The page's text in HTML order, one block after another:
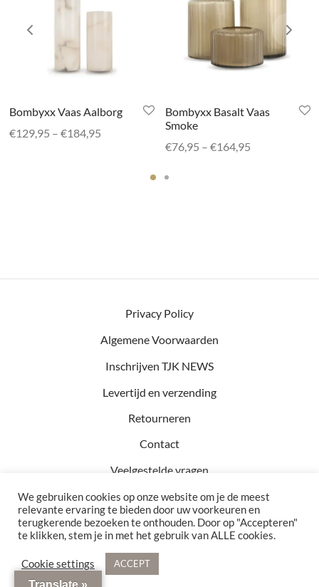
Bombyxx Vaas Aalborg
€129,95 – €184,95Prijsklasse:
Bombyxx Basalt Vaas
Smoke
€76,95 – €164,95Prijsklasse:
Privacy Policy
Algemene Voorwaarden
Inschrijven TJK NEWS
Levertijd en verzending
Retourneren
Contact
Veelgestelde vragen
Kvk: 81457782
BTW: NL002990154B76
Bezoekadres: Hof 15 5571 CA Bergeijk
© 2021 - 2026 TJK Interior. Alle rechten voorbehouden
We gebruiken cookies op onze website om je de meest
relevante ervaring te bieden door uw voorkeuren en
terugkerende bezoeken te onthouden. Door op "Accepteren"
te klikken, stem je in met het gebruik van ALLE cookies.
Cookie settings ACCEPT
Translate »